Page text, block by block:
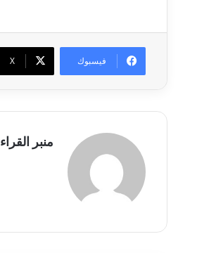
فيسبوك X
منبر القراء